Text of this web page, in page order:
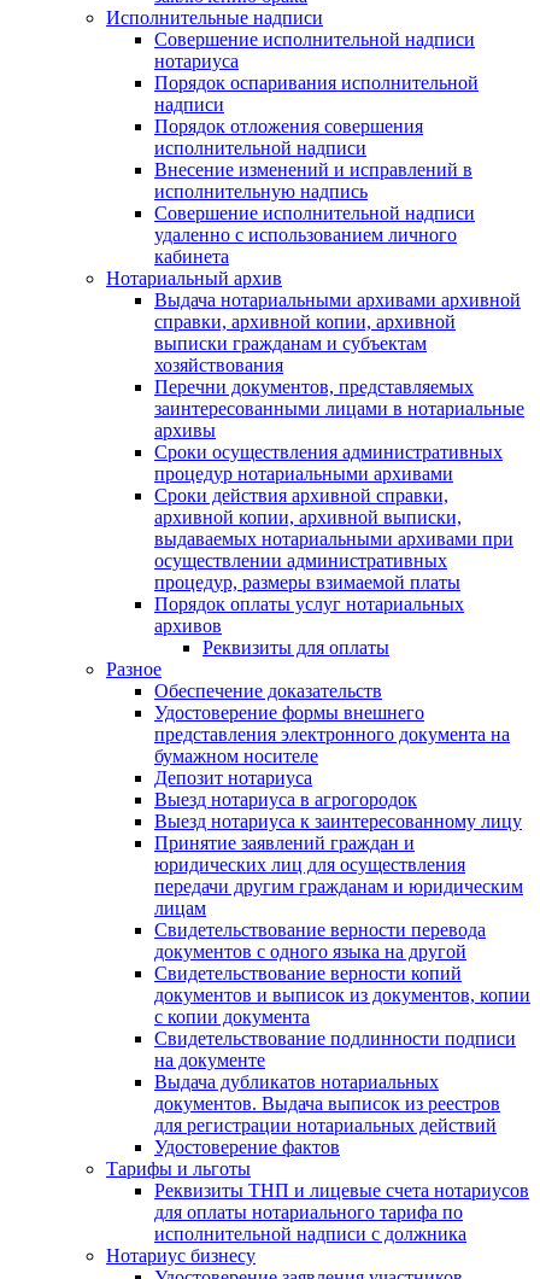
Исполнительные надписи
Совершение исполнительной надписи
нотариуса
Порядок оспаривания исполнительной
надписи
Порядок отложения совершения
исполнительной надписи
Внесение изменений и исправлений в
исполнительную надпись
Совершение исполнительной надписи
удаленно с использованием личного
кабинета
Нотариальный архив
Выдача нотариальными архивами архивной
справки, архивной копии, архивной
выписки гражданам и субъектам
хозяйствования
Перечни документов, представляемых
заинтересованными лицами в нотариальные
архивы
Сроки осуществления административных
процедур нотариальными архивами
Сроки действия архивной справки,
архивной копии, архивной выписки,
выдаваемых нотариальными архивами при
осуществлении административных
процедур, размеры взимаемой платы
Порядок оплаты услуг нотариальных
архивов
Реквизиты для оплаты
Разное
Обеспечение доказательств
Удостоверение формы внешнего
представления электронного документа на
бумажном носителе
Депозит нотариуса
Выезд нотариуса в агрогородок
Выезд нотариуса к заинтересованному лицу
Принятие заявлений граждан и
юридических лиц для осуществления
передачи другим гражданам и юридическим
лицам
Свидетельствование верности перевода
документов с одного языка на другой
Свидетельствование верности копий
документов и выписок из документов, копии
с копии документа
Свидетельствование подлинности подписи
на документе
Выдача дубликатов нотариальных
документов. Выдача выписок из реестров
для регистрации нотариальных действий
Удостоверение фактов
Тарифы и льготы
Реквизиты ТНП и лицевые счета нотариусов
для оплаты нотариального тарифа по
исполнительной надписи с должника
Нотариус бизнесу